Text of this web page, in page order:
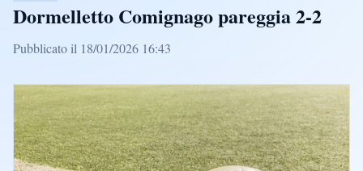
Dormelletto Comignago pareggia 2-2
Pubblicato il 18/01/2026 16:43